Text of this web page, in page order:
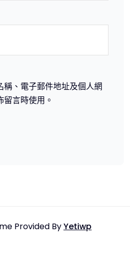
稱、電子郵件地址及個人網
言時使用。
Provided ByYetiwp